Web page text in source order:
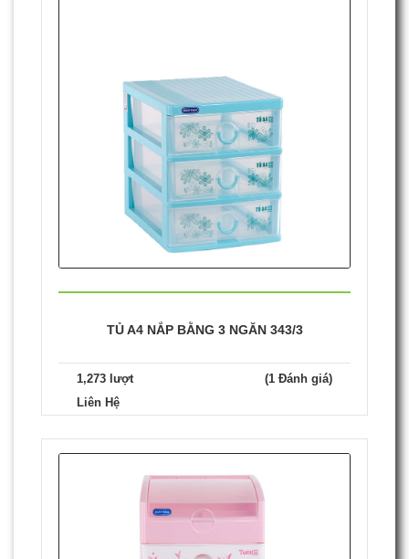
TỦ A4 NẮP BẰNG 3 NGĂN 343/3
1,273 lượt
(1 Đánh giá)
Liên Hệ